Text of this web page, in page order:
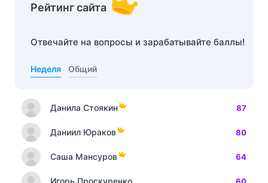
Рейтинг сайта
Отвечайте на вопросы и зарабатывайте баллы!
Неделя Общий
Данила Стоякин 87
Даниил Юраков 80
Саша Мансуров 64
Игорь Проскуренко 60